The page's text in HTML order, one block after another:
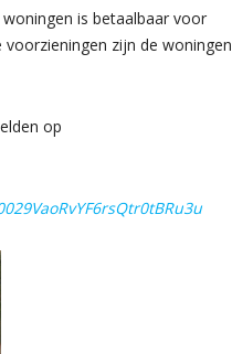
is betaalbaar voor
zijn de woningen
op